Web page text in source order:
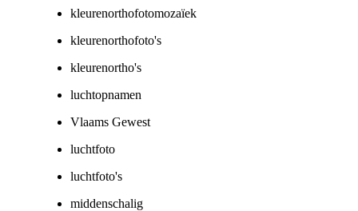
kleurenorthofotomozaïek
kleurenorthofoto's
kleurenortho's
luchtopnamen
Vlaams Gewest
luchtfoto
luchtfoto's
middenschalig